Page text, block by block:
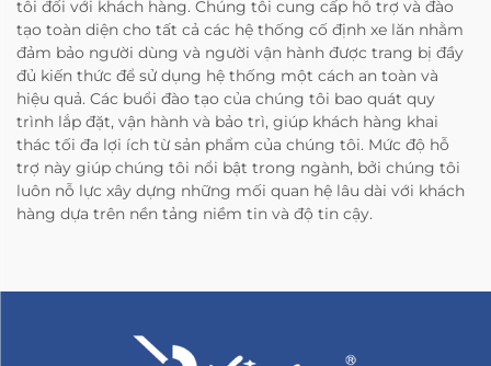
tôi đối với khách hàng. Chúng tôi cung cấp hỗ trợ và đào
tạo toàn diện cho tất cả các hệ thống cố định xe lăn nhằm
đảm bảo người dùng và người vận hành được trang bị đầy
đủ kiến thức để sử dụng hệ thống một cách an toàn và
hiệu quả. Các buổi đào tạo của chúng tôi bao quát quy
trình lắp đặt, vận hành và bảo trì, giúp khách hàng khai
thác tối đa lợi ích từ sản phẩm của chúng tôi. Mức độ hỗ
trợ này giúp chúng tôi nổi bật trong ngành, bởi chúng tôi
luôn nỗ lực xây dựng những mối quan hệ lâu dài với khách
hàng dựa trên nền tảng niềm tin và độ tin cậy.